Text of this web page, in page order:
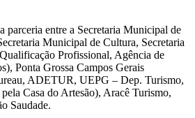
parceria entre a Secretaria Municipal de
Municipal de Cultura, Secretaria
Profissional, Agência de
Ponta Grossa Campos Gerais
ADETUR, UEPG – Dep. Turismo,
Casa do Artesão), Aracê Turismo,
Saudade.